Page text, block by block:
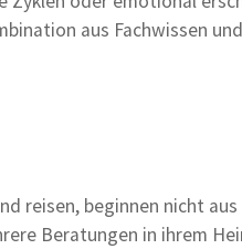
aus Fachwissen
reisen, beginnen nicht
Beratungen in ihrem